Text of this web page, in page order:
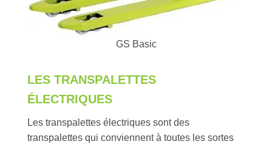
GS Basic
LES TRANSPALETTES
ÉLECTRIQUES
Les transpalettes électriques sont des
transpalettes qui conviennent à toutes les sortes